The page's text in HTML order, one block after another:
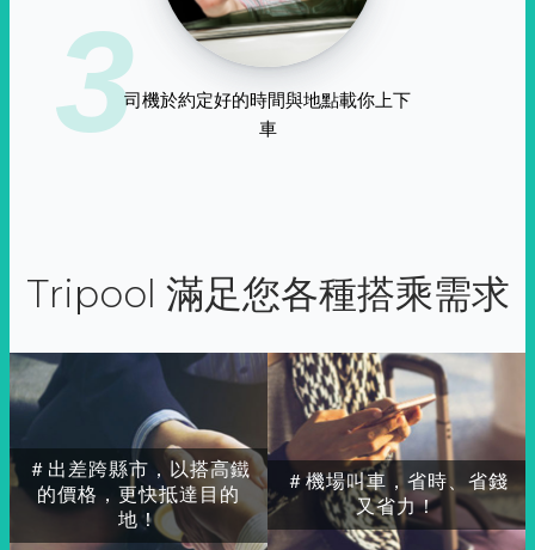
3司機於約定好的時間與地點載你上下
車
Tripool 滿足您各種搭乘需求
＃出差跨縣市，以搭高鐵
的價格，更快抵達目的
地！
＃機場叫車，省時、省錢
又省力！